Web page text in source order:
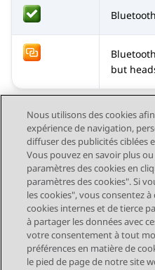
but
Send Feedback
Navigation par
Sujet précédent
Nous utilisons des cookies
expérience de navigation,
diffuser des publicités ciblées
Vous pouvez en savoir plus
paramètres des cookies en
paramètres des cookies". Si
les cookies", vous consentez
cookies internes et de tierce
à partager les données avec
votre consentement à tout
préférences en matière de
le pied de page de notre site